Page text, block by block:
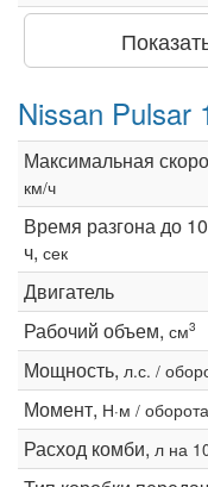
Nissan Pulsar
Максимальная
км/ч
Время разгона до
ч, сек
Двигатель
Рабочий объем, см3
Мощность, л.с. /
Момент, Н·м /
Расход комби, л на